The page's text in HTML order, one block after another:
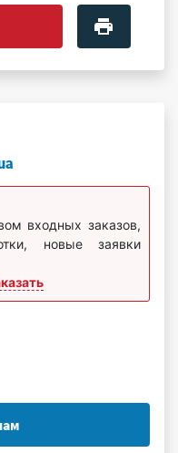
входных заказов,
новые заявки